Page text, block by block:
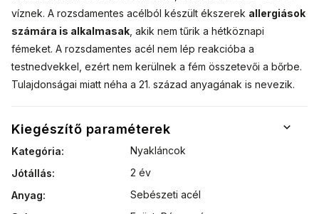
víznek. A rozsdamentes acélból készült ékszerek allergiások
számára is alkalmasak , akik nem tűrik a hétköznapi
fémeket. A rozsdamentes acél nem lép reakcióba a
testnedvekkel, ezért nem kerülnek a fém összetevői a bőrbe.
Tulajdonságai miatt néha a 21. század anyagának is nevezik.
Kiegészítő paraméterek
Kategória:
Nyakláncok
Jótállás:
2 év
Anyag:
Sebészeti acél